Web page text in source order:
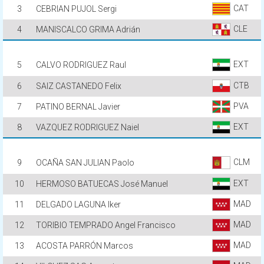
3 CEBRIAN PUJOL Sergi CAT
4 MANISCALCO GRIMA Adrián CLE
5 CALVO RODRIGUEZ Raul EXT
6 SAIZ CASTANEDO Felix CTB
7 PATINO BERNAL Javier PVA
8 VAZQUEZ RODRIGUEZ Naiel EXT
9 OCAÑA SAN JULIAN Paolo CLM
10 HERMOSO BATUECAS José Manuel EXT
11 DELGADO LAGUNA Iker MAD
12 TORIBIO TEMPRADO Angel Francisco MAD
13 ACOSTA PARRÓN Marcos MAD